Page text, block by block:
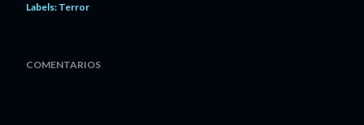
Labels: Terror
COMENTARIOS